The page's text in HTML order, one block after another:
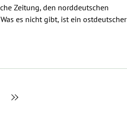
Zeitung, den norddeutschen
es nicht gibt, ist ein ostdeutscher